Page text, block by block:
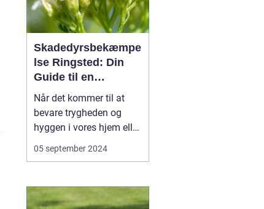
Skadedyrsbekæmpe
lse Ringsted: Din
Guide til en
Skadedyrfri Bolig
eller Virksomhed
Når det kommer til at
bevare trygheden og
hyggen i vores hjem eller
sikkerheden på vores
arbejdspladser, er intet
uventede gæster især
når de gæster er
05 september 2024